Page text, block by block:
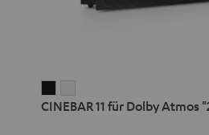
11
11
CINEBAR 11 für Dolby Atmos